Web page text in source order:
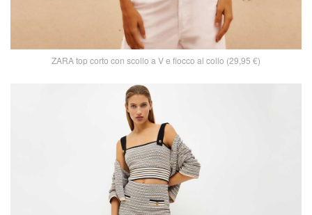
ZARA top corto con scollo a V e fiocco al collo (29,95 €)